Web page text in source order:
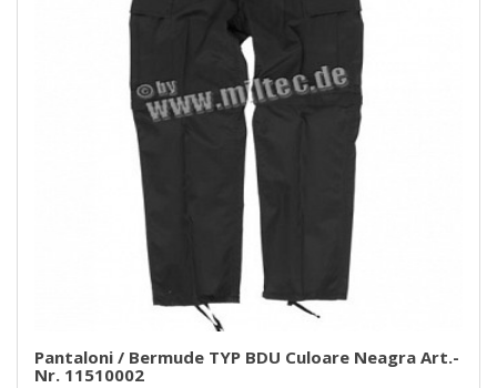
Pantaloni / Bermude TYP BDU Culoare Neagra Art.-
Nr. 11510002